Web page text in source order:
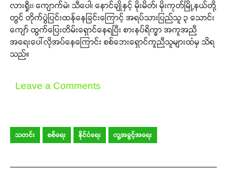
လားရှိုး၊ ကျောက်မဲ၊ သီပေါ၊ နောင်ချိုနှင့် မိုးမိတ်၊ မိုးကုတ်မြို့နယ်တို့
တွင် တိုက်ပွဲပြင်းထန်နေခြင်းကြောင့် အရပ်သားပြည်သူ ၃ သောင်း
ကျော် ထွက်ပြေးတိမ်းရှောင်နေရပြီး စားနပ်ရိက္ခာ အကူအညီ
အရေးပေါ်လိုအပ်နေကြောင်း စစ်ဘေးရှောင်ကူညီသူများထံမှ သိရ
သည်။
Leave a Comments
သတင်း စစ်ရေး နိုင်ငံရေး လူ့အခွင့်အရေး